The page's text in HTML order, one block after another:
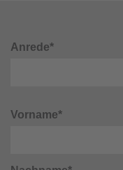
Anrede*
Vorname*